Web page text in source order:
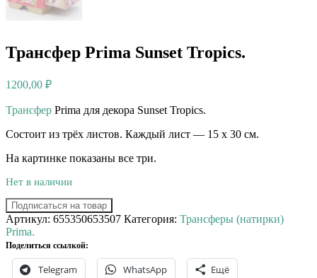
Трансфер Prima Sunset Tropics.
1200,00 ₽
Трансфер Prima для декора Sunset Tropics.⠀
Состоит из трёх листов. Каждый лист — 15 х 30 см.
На картинке показаны все три.
Нет в наличии
Подписаться на товар
Артикул: 655350653507 Категория: Трансферы (натирки)
Prima.
Поделиться ссылкой:
Telegram WhatsApp Ещё